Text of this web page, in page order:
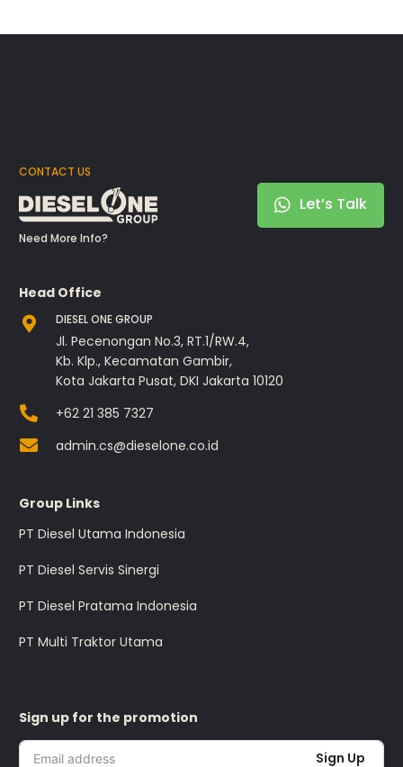
CONTACT US
Need More Info?
Let’s Talk
Head Office
DIESEL ONE GROUP
Jl. Pecenongan No.3, RT.1/RW.4,
Kb. Klp., Kecamatan Gambir,
Kota Jakarta Pusat, DKI Jakarta 10120
+62 21 385 7327
admin.cs@dieselone.co.id
Group Links
PT Diesel Utama Indonesia
PT Diesel Servis Sinergi
PT Diesel Pratama Indonesia
PT Multi Traktor Utama
Sign up for the promotion
Sign Up